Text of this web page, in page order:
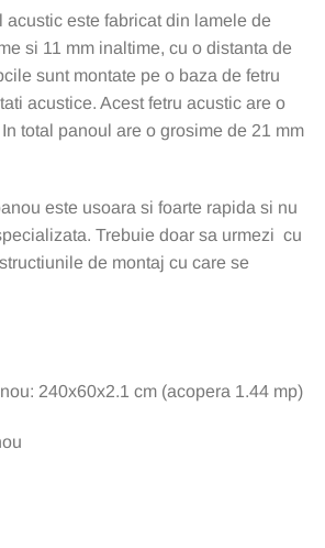
este fabricat din lamele de
si 11 mm inaltime, cu o distanta de
sunt montate pe o baza de fetru
acustice. Acest fetru acustic are o
total panoul are o grosime de 21 mm
este usoara si foarte rapida si nu
Trebuie doar sa urmezi cu
de montaj cu care se
240x60x2.1 cm (acopera 1.44 mp)